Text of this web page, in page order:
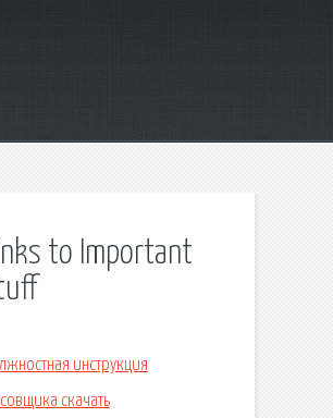
to Important
инструкция
скачать